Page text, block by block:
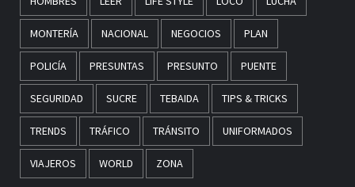
MONTERÍA NACIONAL NEGOCIOS PLAN
POLICÍA PRESUNTAS PRESUNTO PUENTE
SEGURIDAD SUCRE TEBAIDA TIPS & TRICKS
TRENDS TRÁFICO TRÁNSITO UNIFORMADOS
VIAJEROS WORLD ZONA